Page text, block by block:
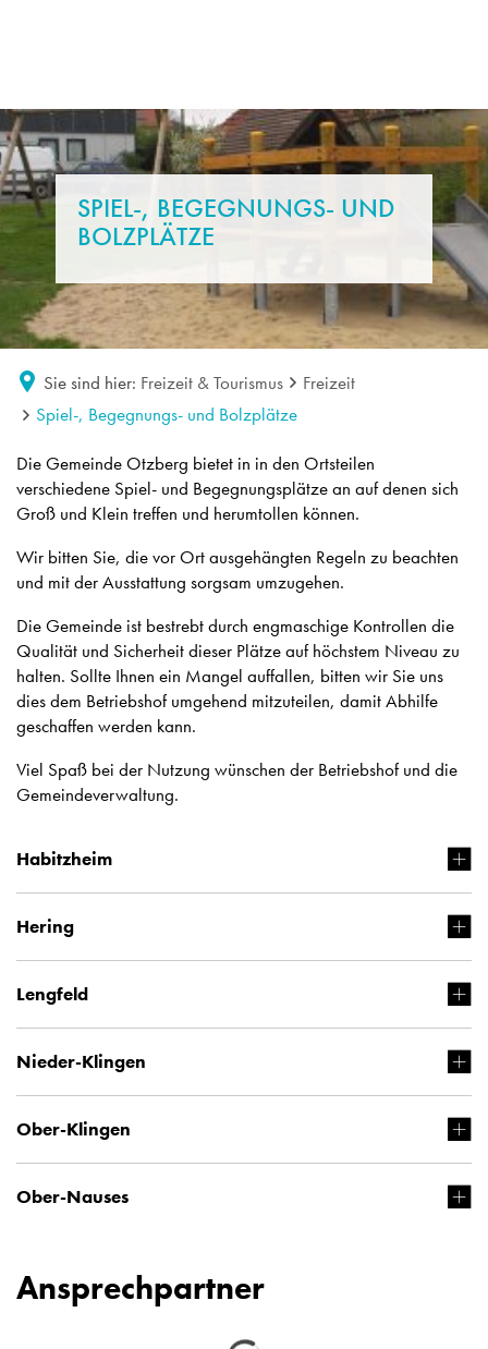
SPIEL-, BEGEGNUNGS- UND
BOLZPLÄTZE
Sie sind hier: Freizeit & Tourismus
Freizeit
Spiel-, Begegnungs- und Bolzplätze
Spiel-,
Begegnungs-
und
Bolzplätze
Die Gemeinde Otzberg bietet in in den Ortsteilen
verschiedene Spiel- und Begegnungsplätze an auf denen sich
Groß und Klein treffen und herumtollen können.
Wir bitten Sie, die vor Ort ausgehängten Regeln zu beachten
und mit der Ausstattung sorgsam umzugehen.
Die Gemeinde ist bestrebt durch engmaschige Kontrollen die
Qualität und Sicherheit dieser Plätze auf höchstem Niveau zu
halten. Sollte Ihnen ein Mangel auffallen, bitten wir Sie uns
dies dem Betriebshof umgehend mitzuteilen, damit Abhilfe
geschaffen werden kann.
Viel Spaß bei der Nutzung wünschen der Betriebshof und die
Gemeindeverwaltung.
Habitzheim
Hering
Lengfeld
Nieder-Klingen
Ober-Klingen
Ober-Nauses
Ansprechpartner